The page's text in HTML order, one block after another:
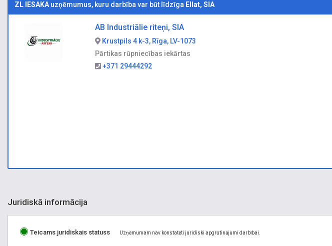
ZL IESAKA uzņēmumus, kuru darbība var būt līdzīga Ellat, SIA
AB Industriālie riteņi, SIA
Krustpils 4 k-3, Rīga, LV-1073
Pārtikas rūpniecības iekārtas
+371 29444292
Juridiskā informācija
Teicams juridiskais statuss Uzņēmumam nav konstatēti juridiski apgrūtinājumi darbībai.